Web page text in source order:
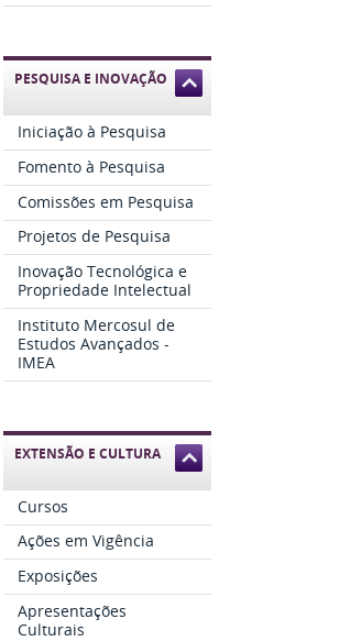
PESQUISA E INOVAÇÃO
Iniciação à Pesquisa
Fomento à Pesquisa
Comissões em Pesquisa
Projetos de Pesquisa
Inovação Tecnológica e
Propriedade Intelectual
Instituto Mercosul de
Estudos Avançados -
IMEA
EXTENSÃO E CULTURA
Cursos
Ações em Vigência
Exposições
Apresentações
Culturais